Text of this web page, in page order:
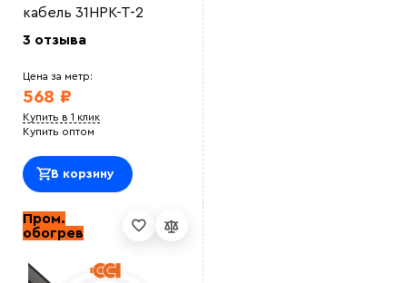
кабель 31НРК-Т-2
3 отзыва
Цена за метр:
568 ₽
Купить в 1 клик
Купить оптом
В корзину
Пром.
обогрев